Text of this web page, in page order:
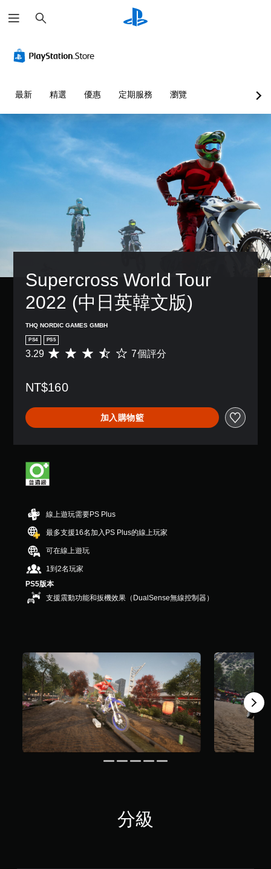
尋
最新 精選 優惠 定期服務 瀏覽
Supercross World Tour
2022 (中日英韓文版)
THQ NORDIC GAMES GMBH
PS4 PS5
平
分
3
.
星
（
滿
顆
星
，
7
則
評
分
3.29 7個評分
NT$160
加入購物籃
線上遊玩需要PS Plus
最多支援16名加入PS Plus的線上玩家
可在線上遊玩
1到2名玩家
PS5版本
支援震動功能和扳機效果（DualSense無線控制器）
分級